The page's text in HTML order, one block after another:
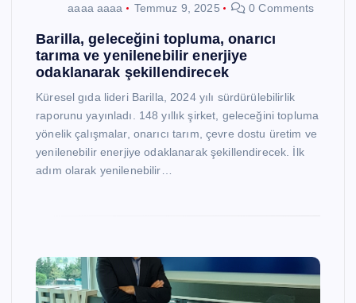
aaaa aaaa Temmuz 9, 2025 0 Comments
Barilla, geleceğini topluma, onarıcı
tarıma ve yenilenebilir enerjiye
odaklanarak şekillendirecek
Küresel gıda lideri Barilla, 2024 yılı sürdürülebilirlik
raporunu yayınladı. 148 yıllık şirket, geleceğini topluma
yönelik çalışmalar, onarıcı tarım, çevre dostu üretim ve
yenilenebilir enerjiye odaklanarak şekillendirecek. İlk
adım olarak yenilenebilir…